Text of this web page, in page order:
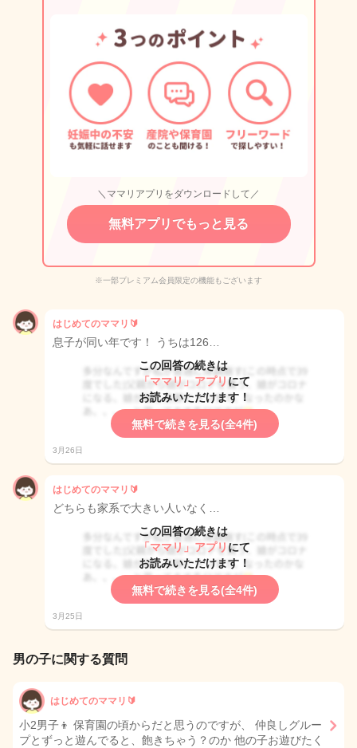
＼ママリアプリをダウンロードして／
無料アプリでもっと見る
※一部プレミアム会員限定の機能もございます
はじめてのママリ🔰
息子が同い年です！ うちは126…
この回答の続きは
「ママリ」アプリ にて
お読みいただけます！
無料で続きを見る(全4件)
3月26日
はじめてのママリ🔰
どちらも家系で大きい人いなく…
この回答の続きは
「ママリ」アプリ にて
お読みいただけます！
無料で続きを見る(全4件)
3月25日
男の子に関する質問
はじめてのママリ🔰
小2男子👦 保育園の頃からだと思うのですが、 仲良しグルー
プとずっと遊んでると、飽きちゃう？のか 他の子お遊びたく